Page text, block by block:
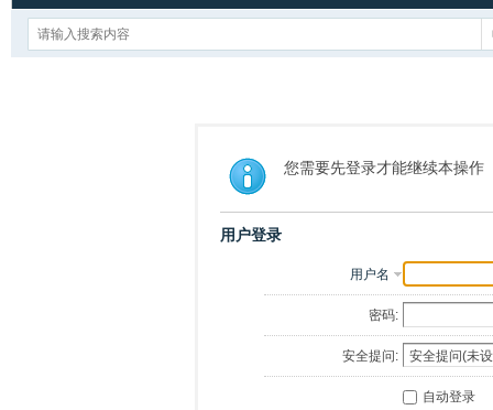
您需要先登录才能继续本操作
用户登录
用户名
密码:
安全提问:
自动登录